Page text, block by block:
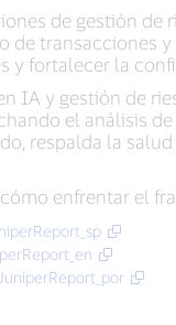
de gestión de
de transacciones
y fortalecer la
IA y gestión de
el análisis
respalda la
enfrentar el